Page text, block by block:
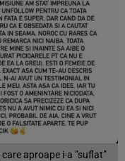
aproape i-a ”suflat”